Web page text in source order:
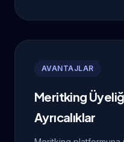
AVANTAJLAR
Meritking
Ayrıcalıklar